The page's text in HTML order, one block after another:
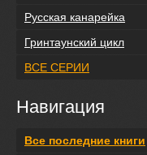
Русская канарейка
Гринтаунский цикл
ВСЕ СЕРИИ
Навигация
Все последние книги